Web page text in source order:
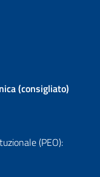
(consigliato)
(PEO):